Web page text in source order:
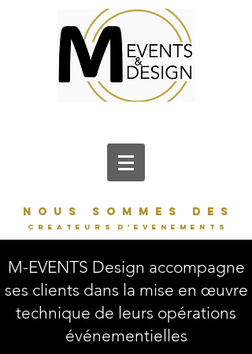
N O U S S O M M E S D E S
C R E A T E U R S d ' E V E N E M E N T S
M-EVENTS Design accompagne
ses clients dans la mise en œuvre
technique de leurs opérations
événementielles